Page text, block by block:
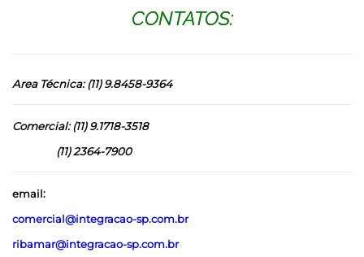
CONTATOS:
Area Técnica: (11) 9.8458-9364
Comercial: (11) 9.1718-3518
(11) 2364-7900
email:
comercial@integracao-sp.com.br
ribamar@integracao-sp.com.br